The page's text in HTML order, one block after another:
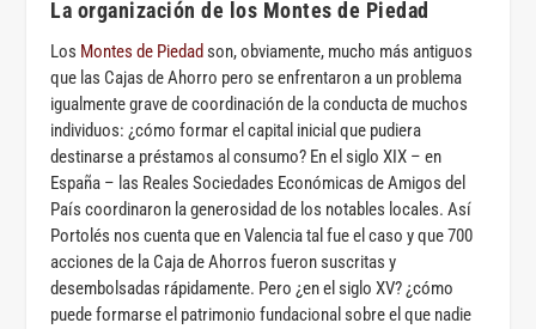
La organización de los Montes de Piedad
Los Montes de Piedad son, obviamente, mucho más antiguos
que las Cajas de Ahorro pero se enfrentaron a un problema
igualmente grave de coordinación de la conducta de muchos
individuos: ¿cómo formar el capital inicial que pudiera
destinarse a préstamos al consumo? En el siglo XIX – en
España – las Reales Sociedades Económicas de Amigos del
País coordinaron la generosidad de los notables locales. Así
Portolés nos cuenta que en Valencia tal fue el caso y que 700
acciones de la Caja de Ahorros fueron suscritas y
desembolsadas rápidamente. Pero ¿en el siglo XV? ¿cómo
puede formarse el patrimonio fundacional sobre el que nadie